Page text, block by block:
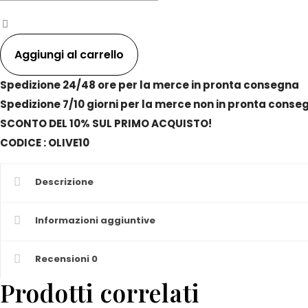
Completo
letto
Matrimoniale
Caldo
Cotone
quantità
Aggiungi al carrello
Spedizione 24/48 ore per la merce in pronta consegna
Spedizione 7/10 giorni per la merce non in pronta
SCONTO DEL 10% SUL PRIMO ACQUISTO!
CODICE : OLIVE10
Descrizione
Informazioni aggiuntive
Recensioni 0
Prodotti correlati